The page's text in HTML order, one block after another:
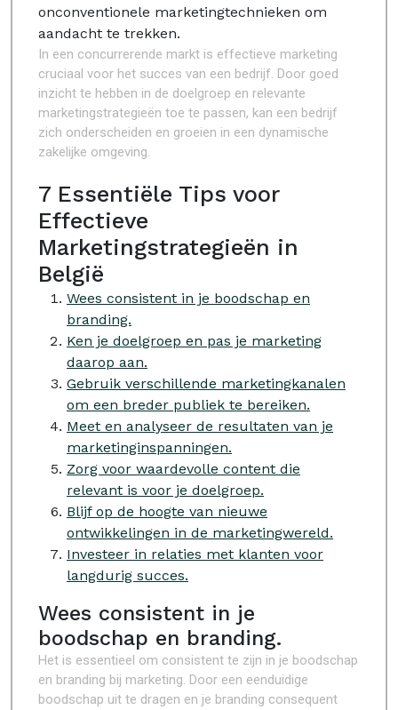
onconventionele marketingtechnieken om
aandacht te trekken.
In een concurrerende markt is effectieve marketing
cruciaal voor het succes van een bedrijf. Door goed
inzicht te hebben in de doelgroep en relevante
marketingstrategieën toe te passen, kan een bedrijf
zich onderscheiden en groeien in een dynamische
zakelijke omgeving.
7 Essentiële Tips voor
Effectieve
Marketingstrategieën in
België
Wees consistent in je boodschap en
branding.
Ken je doelgroep en pas je marketing
daarop aan.
Gebruik verschillende marketingkanalen
om een breder publiek te bereiken.
Meet en analyseer de resultaten van je
marketinginspanningen.
Zorg voor waardevolle content die
relevant is voor je doelgroep.
Blijf op de hoogte van nieuwe
ontwikkelingen in de marketingwereld.
Investeer in relaties met klanten voor
langdurig succes.
Wees consistent in je
boodschap en branding.
Het is essentieel om consistent te zijn in je boodschap
en branding bij marketing. Door een eenduidige
boodschap uit te dragen en je branding consequent